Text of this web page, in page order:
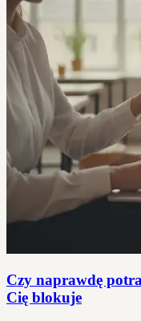
Czy naprawdę
Cię blokuje